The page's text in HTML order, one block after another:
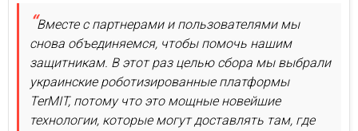
Вместе с партнерами и пользователями мы
снова объединяемся, чтобы помочь нашим
защитникам. В этот раз целью сбора мы выбрали
украинские роботизированные платформы
TerMIT, потому что это мощные новейшие
технологии, которые могут доставлять там, где